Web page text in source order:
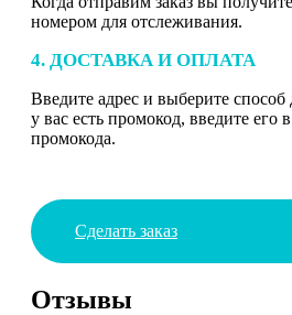
номером для отслеживания.
4. ДОСТАВКА И ОПЛАТА
Введите адрес и выберите способ
у вас есть промокод, введите его
промокода.
Сделать заказ
Отзывы